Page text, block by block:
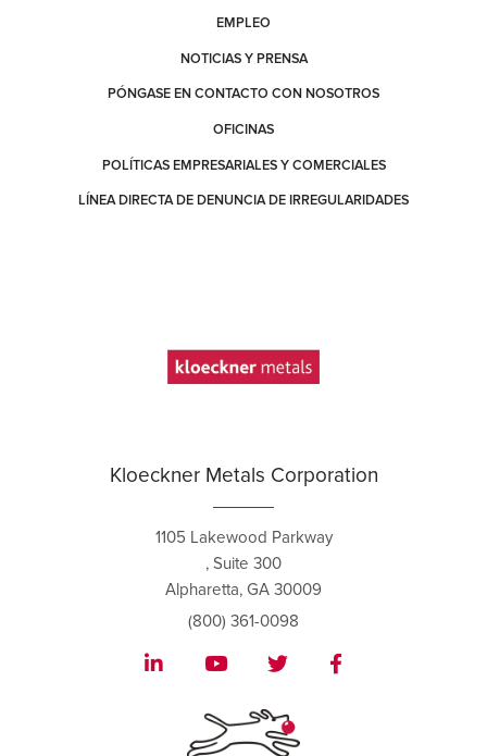
EMPLEO
NOTICIAS Y PRENSA
PÓNGASE EN CONTACTO CON NOSOTROS
OFICINAS
POLÍTICAS EMPRESARIALES Y COMERCIALES
LÍNEA DIRECTA DE DENUNCIA DE IRREGULARIDADES
Kloeckner Metals Corporation
1105 Lakewood Parkway
, Suite 300
Alpharetta, GA 30009
(800) 361-0098